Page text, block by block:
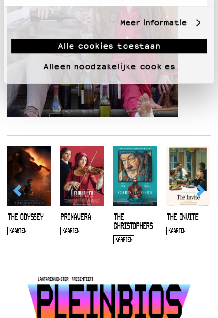
Meer informatie
Alle cookies toestaan
Alleen noodzakelijke cookies
THE ODYSSEY
KAARTEN
PRIMAVERA
KAARTEN
THE
CHRISTOPHERS
KAARTEN
THE INVITE
KAARTEN